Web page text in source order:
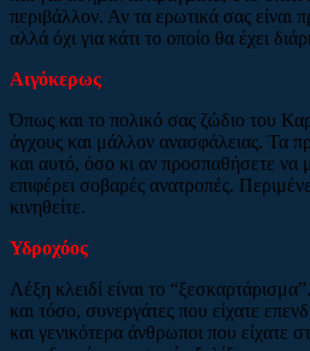
περιβάλλον. Αν τα ερωτικά σας είναι
αλλά όχι για κάτι το οποίο θα έχει
Αιγόκερως
Όπως και το πολικό σας ζώδιο του
άγχους και μάλλον ανασφάλειας. Τα
και αυτό, όσο κι αν προσπαθήσετε να
επιφέρει σοβαρές ανατροπές.
κινηθείτε.
Υδροχόος
Λέξη κλειδί είναι το
και τόσο, συνεργάτες που είχατε
και γενικότερα άνθρωποι που είχατε